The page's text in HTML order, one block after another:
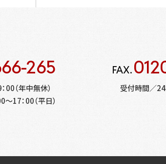
265
00（年中無休）
17：00（平日）
FAX.
受付時間／24